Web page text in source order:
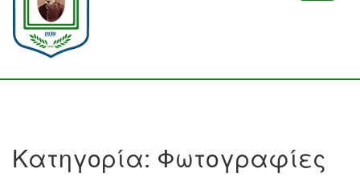
Κατηγορία: Φωτογραφίες